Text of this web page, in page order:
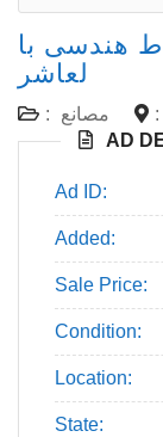
هندسى با
لعاشر
: مصانع :
AD
Ad ID:
Added:
Sale Price:
Condition:
Location:
State: